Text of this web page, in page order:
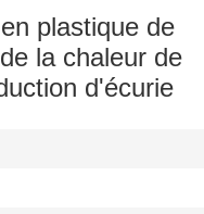
plastique de
la chaleur de
d'écurie